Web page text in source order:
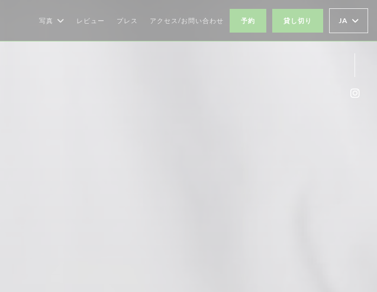
写真 レビュー プレス アクセス/お問い合わせ 予約 貸し切り JA